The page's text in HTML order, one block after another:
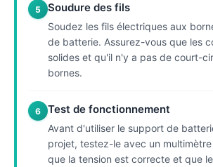
5 Soudure des fils
Soudez les fils électriques aux
de batterie. Assurez-vous que les
solides et qu'il n'y a pas de court-
bornes.
6 Test de fonctionnement
Avant d'utiliser le support de
projet, testez-le avec un
que la tension est correcte et que